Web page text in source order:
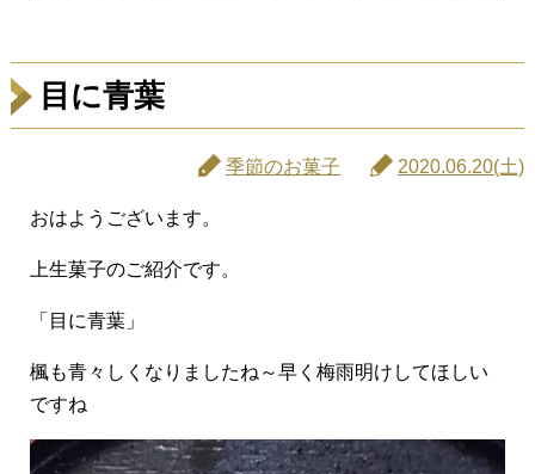
目に青葉
季節のお菓子 2020.06.20(土)
おはようございます。
上生菓子のご紹介です。
「目に青葉」
楓も青々しくなりましたね～早く梅雨明けしてほしい
ですね